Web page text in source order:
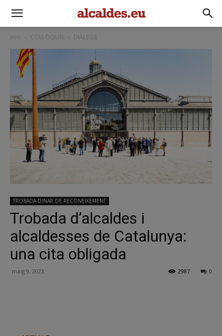
Inici COL·LOQUIS DIÀLEGS
TROBADA-DINAR DE RECONEIXEMENT
Trobada d’alcaldes i
alcaldesses de Catalunya:
una cita obligada
maig 9, 2023 0
2987